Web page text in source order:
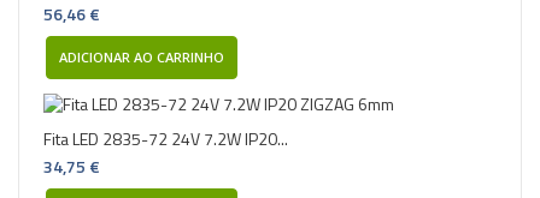
56,46 €
ADICIONAR AO CARRINHO
Fita LED 2835-72 24V 7.2W IP20...
34,75 €